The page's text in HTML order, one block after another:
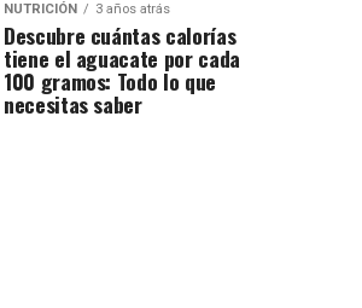
NUTRICIÓN 3 años atrás
Descubre cuántas calorías
tiene el aguacate por cada
100 gramos: Todo lo que
necesitas saber